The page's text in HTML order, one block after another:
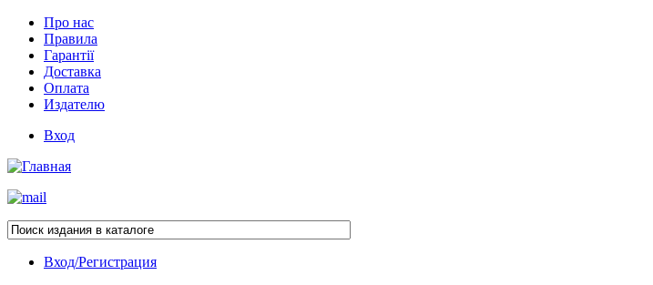
Про нас
Правила
Гарантії
Доставка
Оплата
Издателю
Вход
Вход/Регистрация